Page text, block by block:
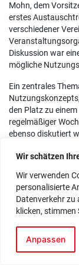
Wir schätzen
Wir verwenden
personalisierte
Datenverkehr zu
klicken, stimmen
Anpassen
Mohn, dem
erstes
verschiedener
Diskussion war
mögliche
Ein zentrales
den Platz zu
regelmäßiger
ebenso diskutiert
Winter als
betonte: „Die
mit dem neuen
charmanten
Vereine sehen
für